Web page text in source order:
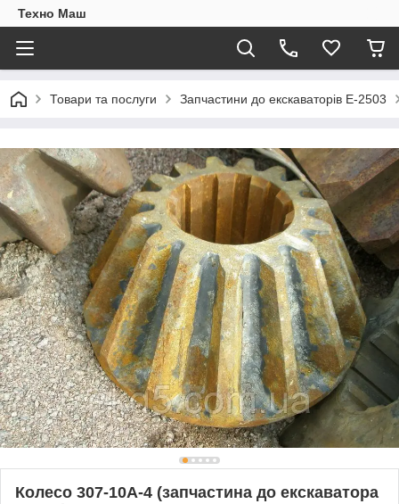
Техно Маш
Товари та послуги Запчастини до екскаваторів Е-2503
Колесо 307-10А-4 (запчастина до екскаватора